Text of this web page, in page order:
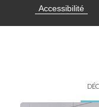
Accessibilité
Panneau de gestion